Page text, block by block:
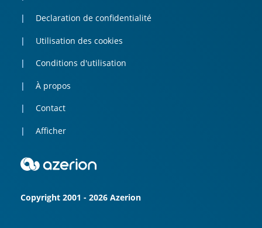
Declaration de confidentialité
Utilisation des cookies
Conditions d'utilisation
À propos
Contact
Afficher
Copyright 2001 - 2026 Azerion